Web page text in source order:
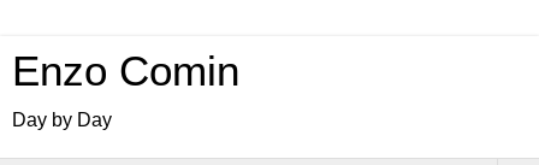
Enzo Comin
Day by Day